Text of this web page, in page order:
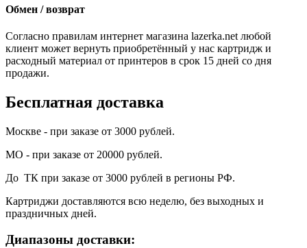
Обмен / возврат
Согласно правилам интернет магазина lazerka.net любой
клиент может вернуть приобретённый у нас картридж и
расходный материал от принтеров в срок 15 дней со дня
продажи.
Бесплатная доставка
Москве - при заказе от 3000 рублей.
МО - при заказе от 20000 рублей.
До ТК при заказе от 3000 рублей в регионы РФ.
Картриджи доставляются всю неделю, без выходных и
праздничных дней.
Диапазоны доставки: